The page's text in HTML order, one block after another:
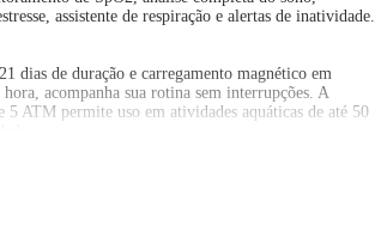
assistente de respiração e alertas de inatividade.
dias de duração e carregamento magnético em
acompanha sua rotina sem interrupções. A
5 ATM permite uso em atividades aquáticas de até 50